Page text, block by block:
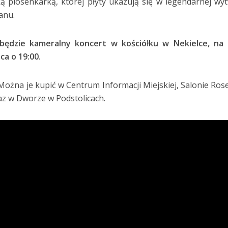
kameralny koncert w kościółku w Nekielce,
o 19:00.
je kupić w Centrum Informacji Miejskiej, Salonie
w Dworze w Podstolicach.